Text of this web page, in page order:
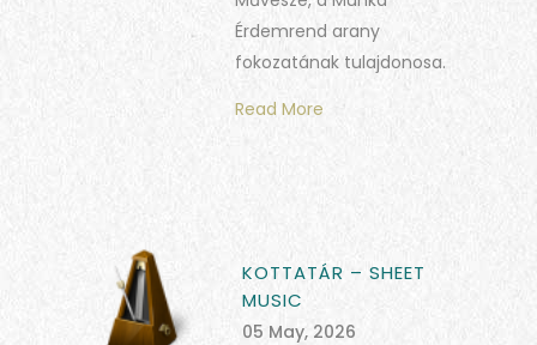
Érdemrend arany
fokozatának tulajdonosa.
Read More
KOTTATÁR – SHEET
MUSIC
05 May, 2026